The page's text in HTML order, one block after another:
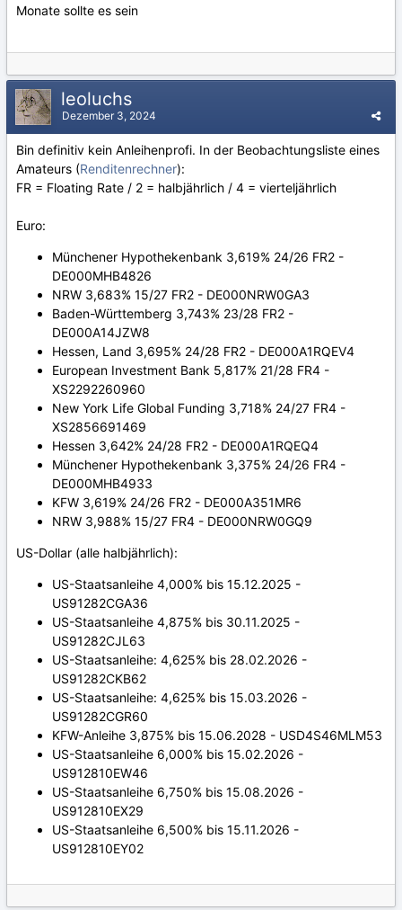
Monate sollte es sein
leoluchs
Dezember 3, 2024
Bin definitiv kein Anleihenprofi. In der Beobachtungsliste eines
Amateurs (Renditenrechner):
FR = Floating Rate / 2 = halbjährlich / 4 = vierteljährlich
Euro:
Münchener Hypothekenbank 3,619% 24/26 FR2 -
DE000MHB4826
NRW 3,683% 15/27 FR2 - DE000NRW0GA3
Baden-Württemberg 3,743% 23/28 FR2 -
DE000A14JZW8
Hessen, Land 3,695% 24/28 FR2 - DE000A1RQEV4
European Investment Bank 5,817% 21/28 FR4 -
XS2292260960
New York Life Global Funding 3,718% 24/27 FR4 -
XS2856691469
Hessen 3,642% 24/28 FR2 - DE000A1RQEQ4
Münchener Hypothekenbank 3,375% 24/26 FR4 -
DE000MHB4933
KFW 3,619% 24/26 FR2 - DE000A351MR6
NRW 3,988% 15/27 FR4 - DE000NRW0GQ9
US-Dollar (alle halbjährlich):
US-Staatsanleihe 4,000% bis 15.12.2025 -
US91282CGA36
US-Staatsanleihe 4,875% bis 30.11.2025 -
US91282CJL63
US-Staatsanleihe: 4,625% bis 28.02.2026 -
US91282CKB62
US-Staatsanleihe: 4,625% bis 15.03.2026 -
US91282CGR60
KFW-Anleihe 3,875% bis 15.06.2028 - USD4S46MLM53
US-Staatsanleihe 6,000% bis 15.02.2026 -
US912810EW46
US-Staatsanleihe 6,750% bis 15.08.2026 -
US912810EX29
US-Staatsanleihe 6,500% bis 15.11.2026 -
US912810EY02